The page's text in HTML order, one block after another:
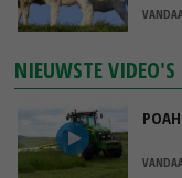
NIEUWSTE VIDEO'S